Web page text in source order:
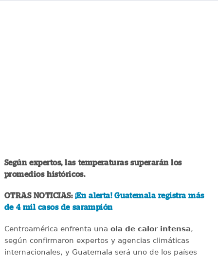
Según expertos, las temperaturas superarán los
promedios históricos.
OTRAS NOTICIAS: ¡En alerta! Guatemala registra más
de 4 mil casos de sarampión
Centroamérica enfrenta una ola de calor intensa,
según confirmaron expertos y agencias climáticas
internacionales, y Guatemala será uno de los países